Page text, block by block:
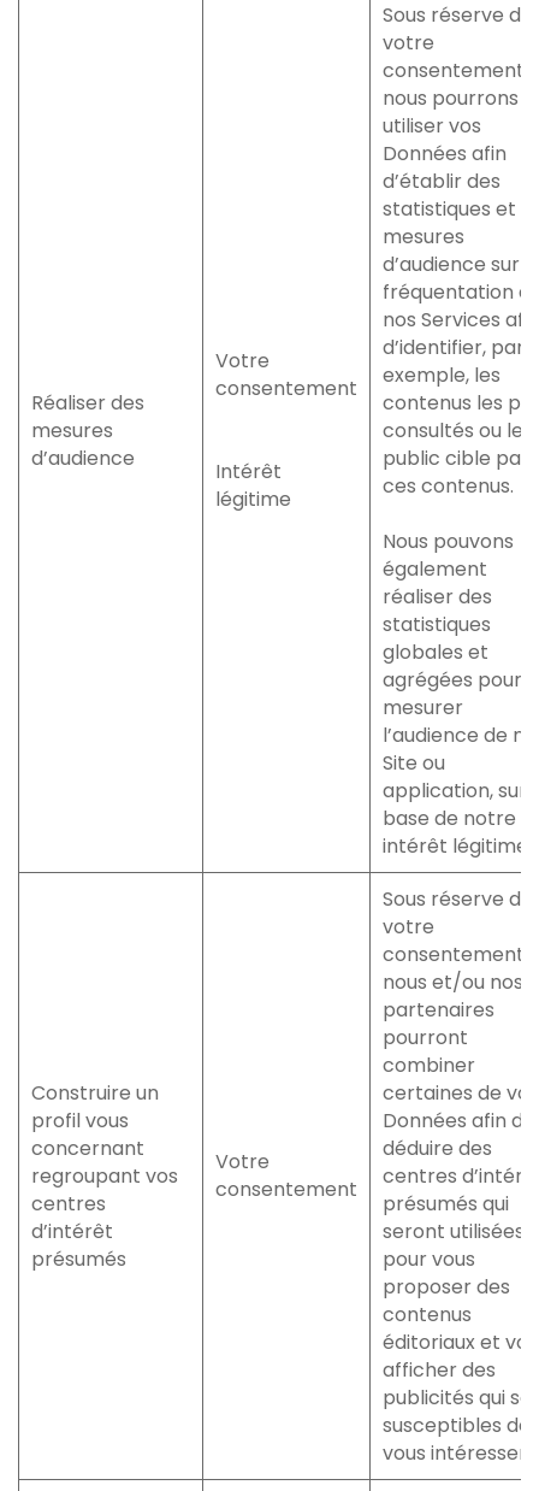
Réaliser des
mesures
d’audience
Votre
consentement
Intérêt
légitime
Sous réserve de
votre
consentement,
nous pourrons
utiliser vos
Données afin
d’établir des
statistiques et
mesures
d’audience sur
fréquentation
nos Services afin
d’identifier, par
exemple, les
contenus les
consultés ou le
public cible par
ces contenus.
Nous pouvons
également
réaliser des
statistiques
globales et
agrégées pour
mesurer
l’audience de
Site ou
application, sur
base de notre
intérêt légitime.
Construire un
profil vous
concernant
regroupant vos
centres
d’intérêt
présumés
Votre
consentement
Sous réserve de
votre
consentement,
nous et/ou nos
partenaires
pourront
combiner
certaines de vos
Données afin
déduire des
centres
présumés qui
seront utilisées
pour vous
proposer des
contenus
éditoriaux et
afficher des
publicités qui
susceptibles de
vous intéresser.